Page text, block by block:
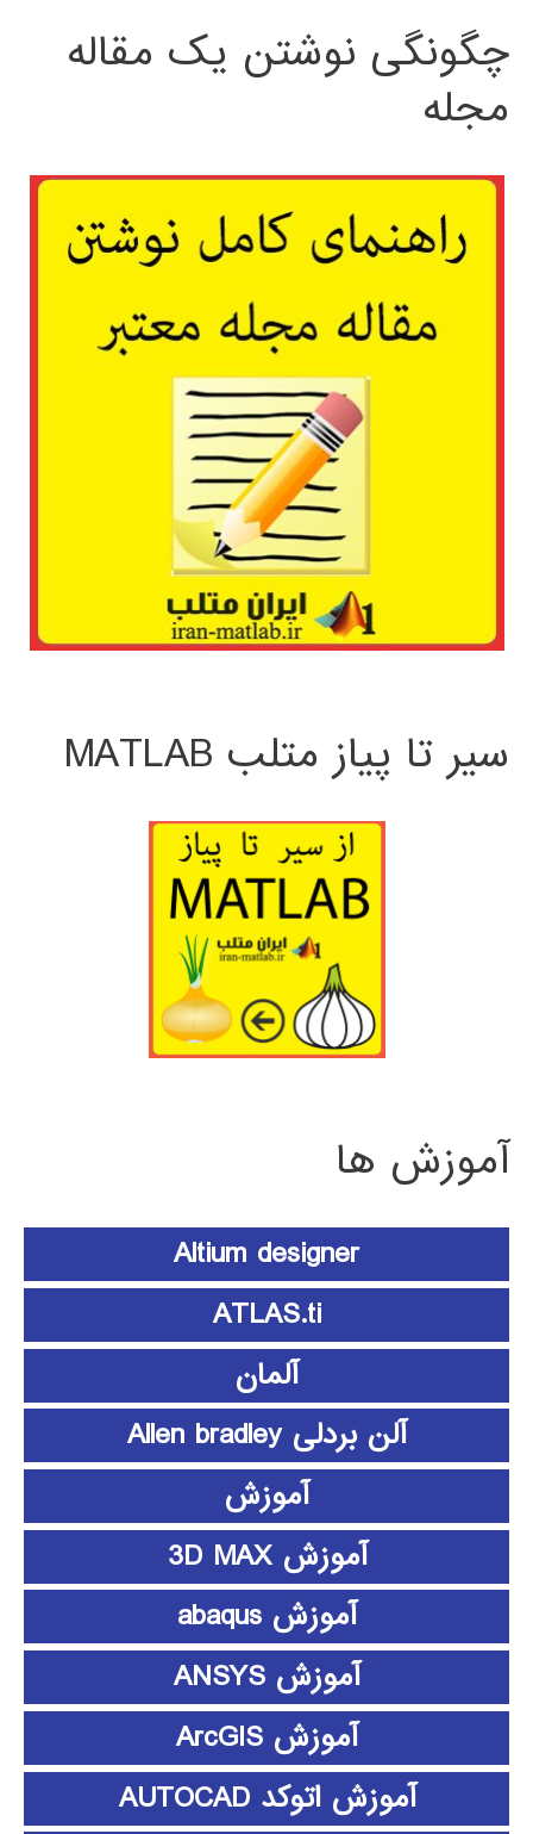
چگونگی نوشتن یک مقاله
مجله
سیر تا پیاز متلب MATLAB
آموزش ها
Altium designer
ATLAS.ti
آلمان
آلن بردلی Allen bradley
آموزش
آموزش 3D MAX
آموزش abaqus
آموزش ANSYS
آموزش ArcGIS
آموزش اتوکد AUTOCAD